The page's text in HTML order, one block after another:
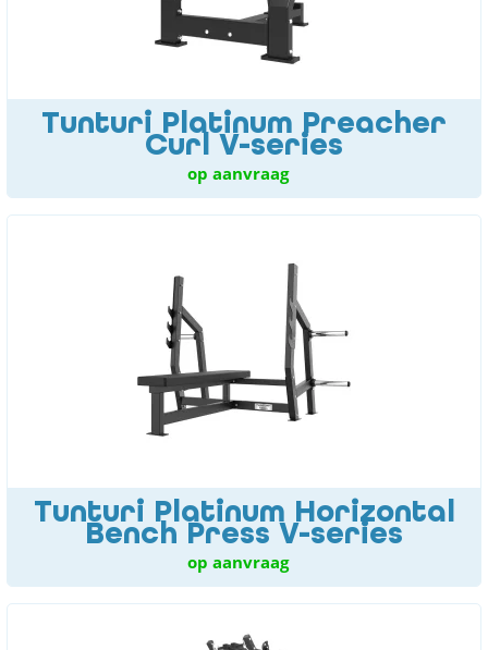
Tunturi Platinum Preacher
Curl V-series
op aanvraag
Tunturi Platinum Horizontal
Bench Press V-series
op aanvraag